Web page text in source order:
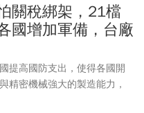
關稅綁架，21檔
國增加軍備，台廠
提高國防支出，使得各國開
精密機械強大的製造能力，